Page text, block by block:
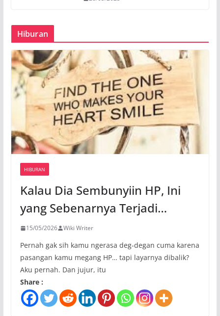
Hiburan
HIBURAN
Kalau Dia Sembunyiin HP, Ini
yang Sebenarnya Terjadi…
15/05/2026 Wiki Writer
Pernah gak sih kamu ngerasa deg-degan cuma karena
pasangan kamu megang HP… tapi layarnya dibalik?
Aku pernah. Dan jujur, itu
Share :